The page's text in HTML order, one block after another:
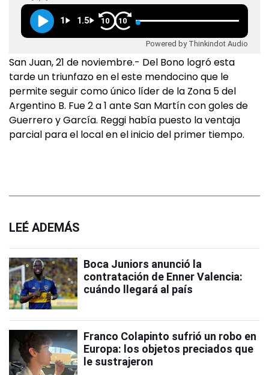
1 1.5 10 10
Powered by Thinkindot Audio
San Juan, 21 de noviembre.- Del Bono logró esta
tarde un triunfazo en el este mendocino que le
permite seguir como único líder de la Zona 5 del
Argentino B. Fue 2 a 1 ante San Martín con goles de
Guerrero y García. Reggi había puesto la ventaja
parcial para el local en el inicio del primer tiempo.
LEÉ ADEMÁS
Boca Juniors anunció la
contratación de Enner Valencia:
cuándo llegará al país
Franco Colapinto sufrió un robo en
Europa: los objetos preciados que
le sustrajeron